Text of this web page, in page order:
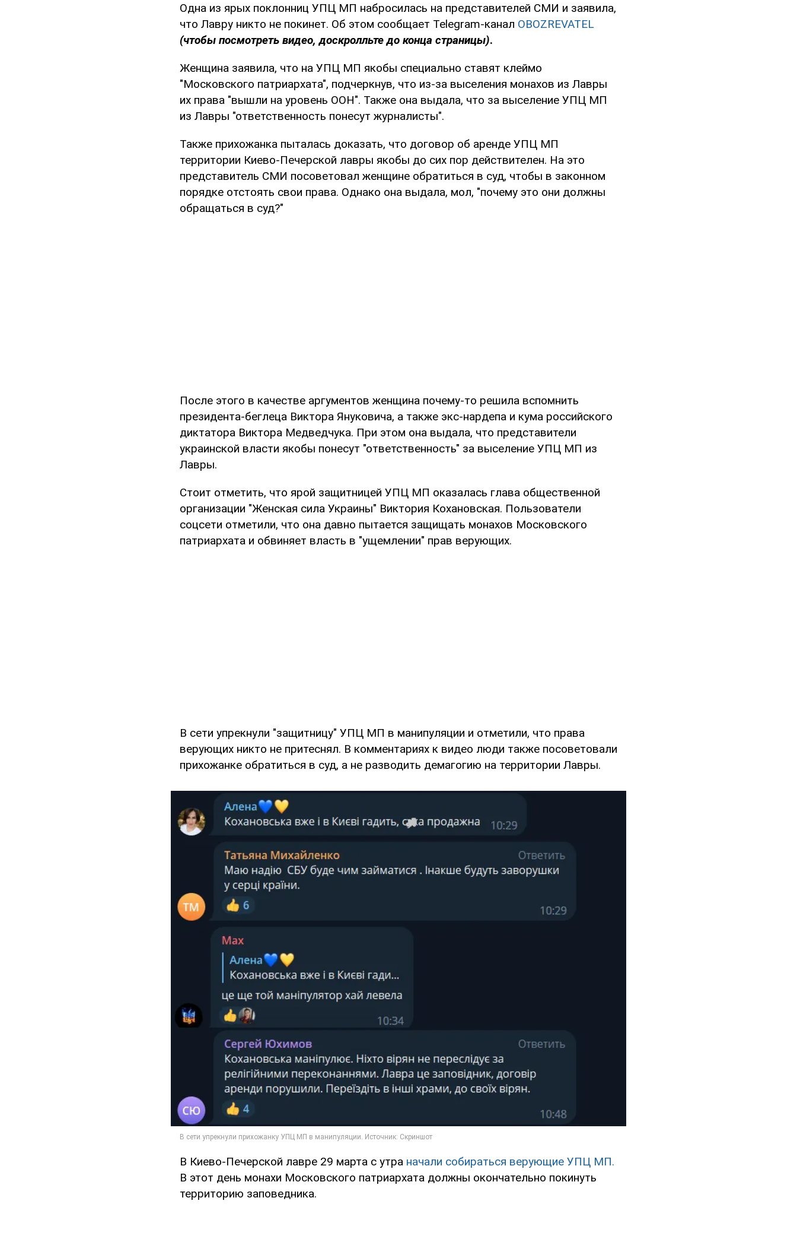
Одна из ярых поклонниц УПЦ МП набросилась на представителей СМИ и заявила,
что Лавру никто не покинет. Об этом сообщает Telegram-канал OBOZREVATEL
(чтобы посмотреть видео, доскролльте до конца страницы).
Женщина заявила, что на УПЦ МП якобы специально ставят клеймо
"Московского патриархата", подчеркнув, что из-за выселения монахов из Лавры
их права "вышли на уровень ООН". Также она выдала, что за выселение УПЦ МП
из Лавры "ответственность понесут журналисты".
Также прихожанка пыталась доказать, что договор об аренде УПЦ МП
территории Киево-Печерской лавры якобы до сих пор действителен. На это
представитель СМИ посоветовал женщине обратиться в суд, чтобы в законном
порядке отстоять свои права. Однако она выдала, мол, "почему это они должны
обращаться в суд?"
После этого в качестве аргументов женщина почему-то решила вспомнить
президента-беглеца Виктора Януковича, а также экс-нардепа и кума российского
диктатора Виктора Медведчука. При этом она выдала, что представители
украинской власти якобы понесут "ответственность" за выселение УПЦ МП из
Лавры.
Стоит отметить, что ярой защитницей УПЦ МП оказалась глава общественной
организации "Женская сила Украины" Виктория Кохановская. Пользователи
соцсети отметили, что она давно пытается защищать монахов Московского
патриархата и обвиняет власть в "ущемлении" прав верующих.
В сети упрекнули "защитницу" УПЦ МП в манипуляции и отметили, что права
верующих никто не притеснял. В комментариях к видео люди также посоветовали
прихожанке обратиться в суд, а не разводить демагогию на территории Лавры.
В Киево-Печерской лавре 29 марта с утра начали собираться верующие УПЦ МП.
В этот день монахи Московского патриархата должны окончательно покинуть
территорию заповедника.